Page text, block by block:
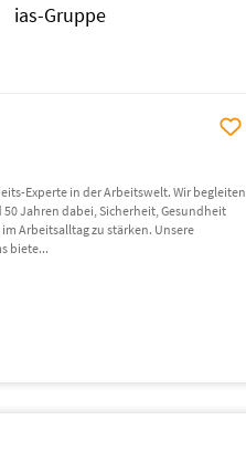
ias-Gruppe
Experte in der Arbeitswelt. Wir begleiten
Jahren dabei, Sicherheit, Gesundheit
Arbeitsalltag zu stärken. Unsere
biete...